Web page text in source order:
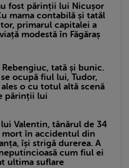
fost părinții lui Nicușor
mama contabilă și tatăl
primarul capitalei a
modestă în Făgăraș
tată și bunic.
ocupă fiul lui, Tudor,
ales o cu totul altă scenă
părinții lui
lui Valentin, tânărul de 34
mort în accidentul din
își strigă durerea. A
cum fiul ei
ultima suflare